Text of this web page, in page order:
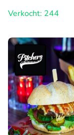
Verkocht: 244